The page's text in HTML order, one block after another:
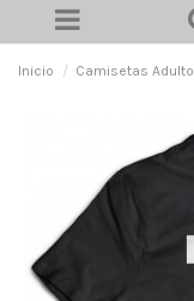
Inicio Camisetas Adulto